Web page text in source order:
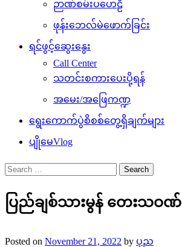
ဉာဏ်စမ်းပဟေဠိ
ဖုန်းဘေလ်မဲဖောက်ခြင်း
ရင်ဖွင့်ဆွေးနွေး
Call Center
သတင်းစကားပေးပို့ရန်
အမေး/အဖြေကဏ္ဍ
ရွေးကောက်ပွဲစိစစ်တွေ့ရှိချက်များ
ပျိုမေVlog
Search
for:
ပြည်ချစ်သားမွန် တေးသဝဏ်
Posted on November 21, 2022 by ပုည